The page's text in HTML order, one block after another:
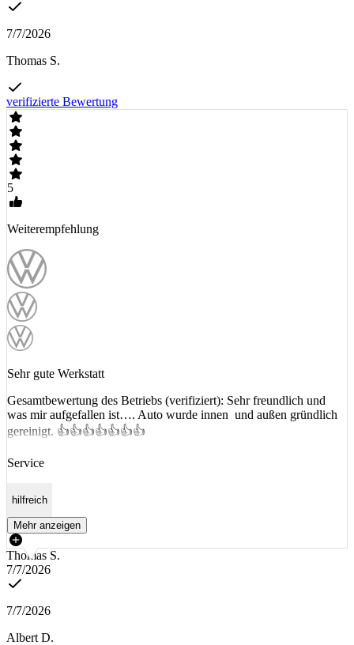
7/7/2026
Thomas S.
verifizierte Bewertung
5
Weiterempfehlung
Sehr gute Werkstatt
Gesamtbewertung des Betriebs (verifiziert): Sehr freundlich und
was mir aufgefallen ist…. Auto wurde innen und außen gründlich
gereinigt. 👍👍👍👍👍👍👍
Service
hilfreich
Mehr anzeigen
Thomas S.
7/7/2026
7/7/2026
Albert D.